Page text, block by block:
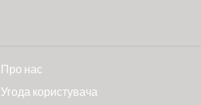
Про нас
Угода користувача